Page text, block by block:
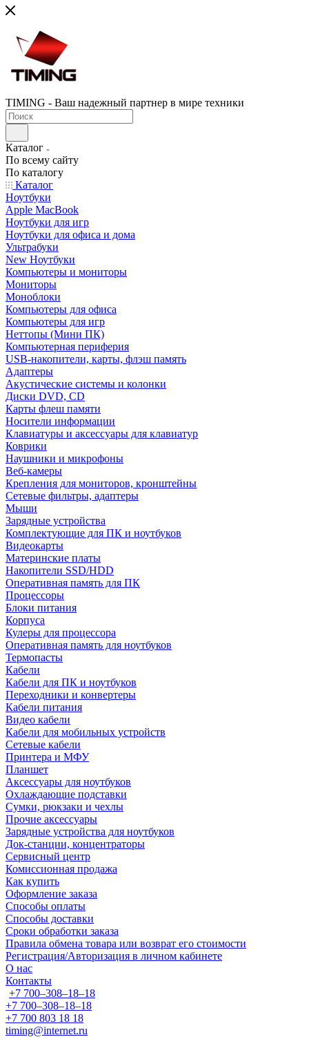
TIMING - Ваш надежный партнер в мире техники
Каталог
По всему сайту
По каталогу
Каталог
Ноутбуки
Apple MacBook
Ноутбуки для игр
Ноутбуки для офиса и дома
Ультрабуки
New Ноутбуки
Компьютеры и мониторы
Мониторы
Моноблоки
Компьютеры для офиса
Компьютеры для игр
Неттопы (Мини ПК)
Компьютерная периферия
USB-накопители, карты, флэш память
Адаптеры
Акустические системы и колонки
Диски DVD, CD
Карты флеш памяти
Носители информации
Клавиатуры и аксессуары для клавиатур
Коврики
Наушники и микрофоны
Веб-камеры
Крепления для мониторов, кронштейны
Сетевые фильтры, адаптеры
Мыши
Зарядные устройства
Комплектующие для ПК и ноутбуков
Видеокарты
Материнские платы
Накопители SSD/HDD
Оперативная память для ПК
Процессоры
Блоки питания
Корпуса
Кулеры для процессора
Оперативная память для ноутбуков
Термопасты
Кабели
Кабели для ПК и ноутбуков
Переходники и конвертеры
Кабели питания
Видео кабели
Кабели для мобильных устройств
Сетевые кабели
Принтера и МФУ
Планшет
Аксессуары для ноутбуков
Охлаждающие подставки
Сумки, рюкзаки и чехлы
Прочие аксессуары
Зарядные устройства для ноутбуков
Док-станции, концентраторы
Сервисный центр
Комиссионная продажа
Как купить
Оформление заказа
Способы оплаты
Способы доставки
Сроки обработки заказа
Правила обмена товара или возврат его стоимости
Регистрация/Авторизация в личном кабинете
О нас
Контакты
+7 700‒308‒18‒18
+7 700‒308‒18‒18
+7 700 803 18 18
timing@internet.ru